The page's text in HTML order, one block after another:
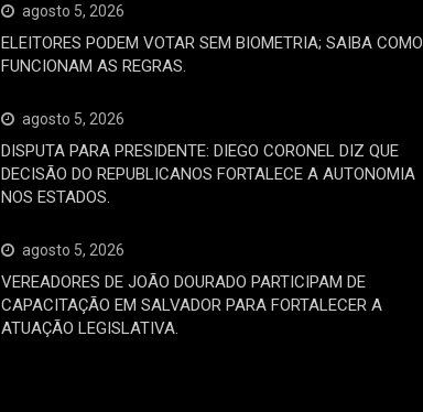
agosto 5, 2026
ELEITORES PODEM VOTAR SEM BIOMETRIA; SAIBA COMO
FUNCIONAM AS REGRAS.
agosto 5, 2026
DISPUTA PARA PRESIDENTE: DIEGO CORONEL DIZ QUE
DECISÃO DO REPUBLICANOS FORTALECE A AUTONOMIA
NOS ESTADOS.
agosto 5, 2026
VEREADORES DE JOÃO DOURADO PARTICIPAM DE
CAPACITAÇÃO EM SALVADOR PARA FORTALECER A
ATUAÇÃO LEGISLATIVA.